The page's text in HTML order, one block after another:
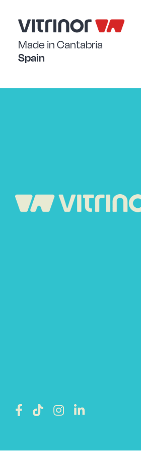
contenido
Made in Cantabria
Spain